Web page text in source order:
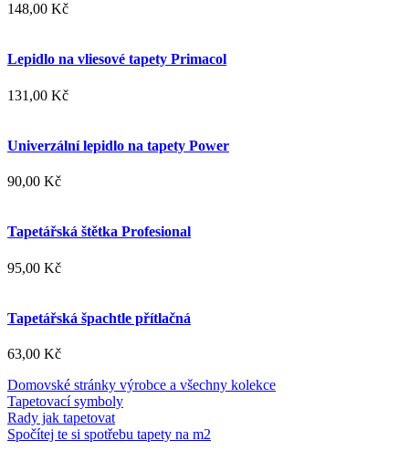
148,00 Kč
Lepidlo na vliesové tapety Primacol
131,00 Kč
Univerzální lepidlo na tapety Power
90,00 Kč
Tapetářská štětka Profesional
95,00 Kč
Tapetářská špachtle přítlačná
63,00 Kč
Domovské stránky výrobce a všechny kolekce
Tapetovací symboly
Rady jak tapetovat
Spočítej te si spotřebu tapety na m2